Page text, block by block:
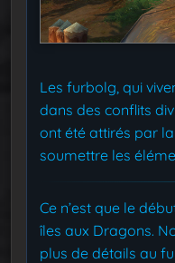
Les furbolg, qui
dans des conflits
ont été attirés par
soumettre les
Ce n’est que le
îles aux Dragons.
plus de détails au